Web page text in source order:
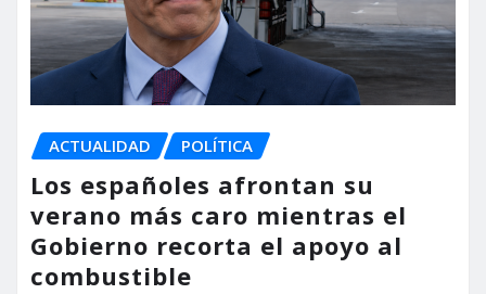
ACTUALIDAD POLÍTICA
Los españoles afrontan su
verano más caro mientras el
Gobierno recorta el apoyo al
combustible